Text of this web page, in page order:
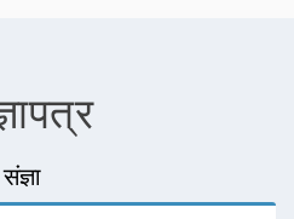
संज्ञा